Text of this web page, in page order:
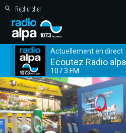
Actuellement en direct
Ecoutez Radio alpa
107.3 FM